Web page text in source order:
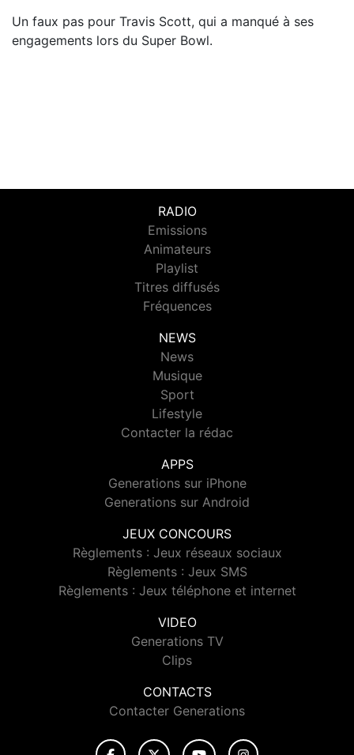
Un faux pas pour Travis Scott, qui a manqué à ses
engagements lors du Super Bowl.
RADIO
Emissions
Animateurs
Playlist
Titres diffusés
Fréquences
NEWS
News
Musique
Sport
Lifestyle
Contacter la rédac
APPS
Generations sur iPhone
Generations sur Android
JEUX CONCOURS
Règlements : Jeux réseaux sociaux
Règlements : Jeux SMS
Règlements : Jeux téléphone et internet
VIDEO
Generations TV
Clips
CONTACTS
Contacter Generations